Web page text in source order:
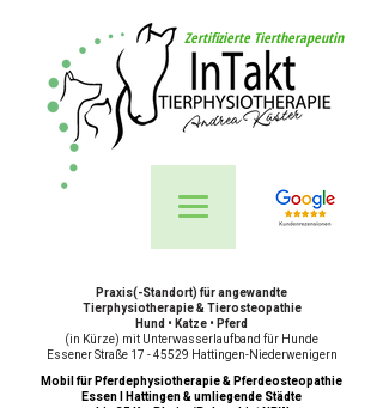
Zertifizierte Tiertherapeutin
Praxis(-Standort) für angewandte
Tierphysiotherapie & Tierosteopathie
Hund • Katze • Pferd
(in Kürze) mit Unterwasserlaufband für Hunde
Essener Straße 17 - 45529 Hattingen-Niederwenigern
Mobil für Pferdephysiotherapie & Pferdeosteopathie
Essen I Hattingen & umliegende Städte